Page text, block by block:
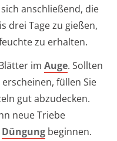
anschließend, die
drei Tage zu gießen,
zu erhalten.
im Auge. Sollten
füllen Sie
gut abzudecken.
neue Triebe
Düngung beginnen.